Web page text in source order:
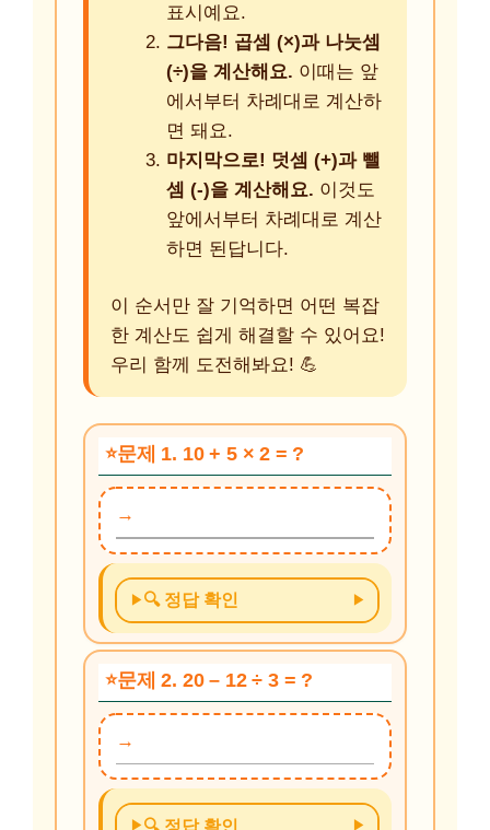
표시예요.
그다음! 곱셈 (×)과 나눗셈
(÷)을 계산해요. 이때는 앞
에서부터 차례대로 계산하
면 돼요.
마지막으로! 덧셈 (+)과 뺄
셈 (-)을 계산해요. 이것도
앞에서부터 차례대로 계산
하면 된답니다.
이 순서만 잘 기억하면 어떤 복잡
한 계산도 쉽게 해결할 수 있어요!
우리 함께 도전해봐요! 💪
문제 1. 10 + 5 × 2 = ?
🔍 정답 확인
문제 2. 20 – 12 ÷ 3 = ?
🔍 정답 확인